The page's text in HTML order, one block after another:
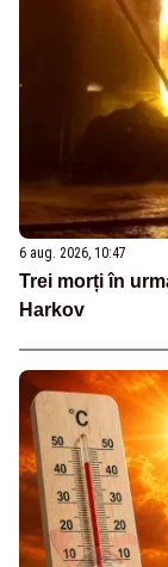
6 aug. 2026, 10:47
Trei morți în
Harkov